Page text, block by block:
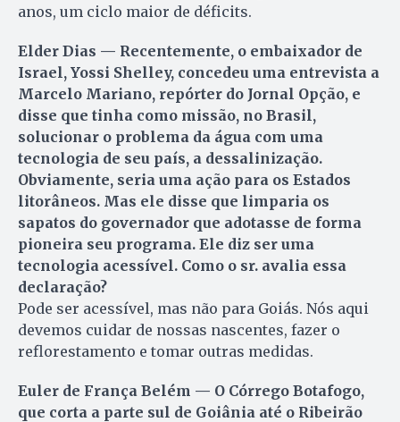
anos, um ciclo maior de déficits.
Elder Dias — Recentemente, o embaixador de
Israel, Yossi Shelley, concedeu uma entrevista a
Marcelo Mariano, repórter do Jornal Opção, e
disse que tinha como missão, no Brasil,
solucionar o problema da água com uma
tecnologia de seu país, a dessalinização.
Obviamente, seria uma ação para os Estados
litorâneos. Mas ele disse que limparia os
sapatos do governador que adotasse de forma
pioneira seu programa. Ele diz ser uma
tecnologia acessível. Como o sr. avalia essa
declaração?
Pode ser acessível, mas não para Goiás. Nós aqui
devemos cuidar de nossas nascentes, fazer o
reflorestamento e tomar outras medidas.
Euler de França Belém — O Córrego Botafogo,
que corta a parte sul de Goiânia até o Ribeirão